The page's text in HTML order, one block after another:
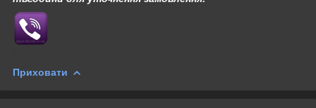
Приховати